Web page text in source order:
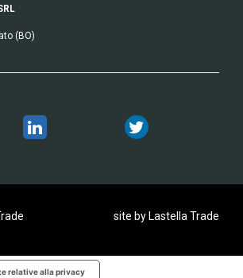
(BO)
site by Lastella Trade
relative alla privacy